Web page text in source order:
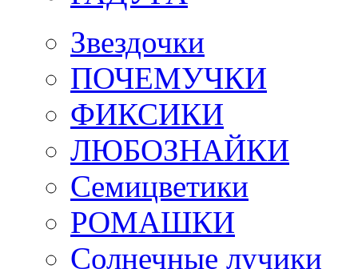
Звездочки
ПОЧЕМУЧКИ
ФИКСИКИ
ЛЮБОЗНАЙКИ
Семицветики
РОМАШКИ
Солнечные лучики